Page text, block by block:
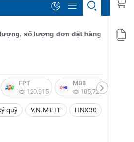
số lượng đơn đặt hàng mới và xuất
FPT
120,915
MBB
105,721
quỹ V.N.M ETF HNX30